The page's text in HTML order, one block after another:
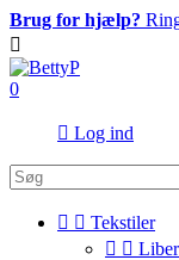
Brug for hjælp?

0
 Log ind
  Tekstiler
 